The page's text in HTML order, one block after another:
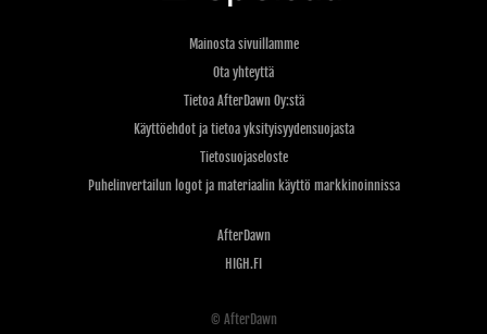
Mainosta sivuillamme
Ota yhteyttä
Tietoa AfterDawn Oy:stä
Käyttöehdot ja tietoa yksityisyydensuojasta
Tietosuojaseloste
Puhelinvertailun logot ja materiaalin käyttö markkinoinnissa
AfterDawn
HIGH.FI
© AfterDawn